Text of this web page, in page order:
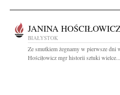
JANINA
BIAŁYSTOK
Ze smutkiem żegnamy w pierwsze dni
Hościłowicz mgr historii sztuki wielce...